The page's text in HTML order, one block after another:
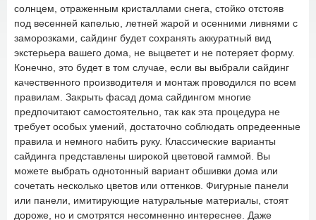
солнцем, отраженным кристаллами снега, стойко отстояв
под весенней капелью, летней жарой и осенними ливнями с
заморозками, сайдинг будет сохранять аккуратный вид
экстерьера вашего дома, не выцветет и не потеряет форму.
Конечно, это будет в том случае, если вы выбрали сайдинг
качественного производителя и монтаж проводился по всем
правилам. Закрыть фасад дома сайдингом многие
предпочитают самостоятельно, так как эта процедура не
требует особых умений, достаточно соблюдать опредеенные
правила и немного набить руку. Классические варианты
сайдинга представлены широкой цветовой гаммой. Вы
можете выбрать однотонный вариант обшивки дома или
сочетать несколько цветов или оттенков. Фигурные панели
или панели, имитирующие натуральные материалы, стоят
дороже, но и смотрятся несомненно интереснее. Даже